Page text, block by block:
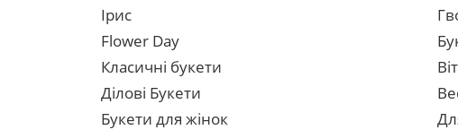
Ірис
Flower Day
Класичні букети
Ділові Букети
Букети для жінок